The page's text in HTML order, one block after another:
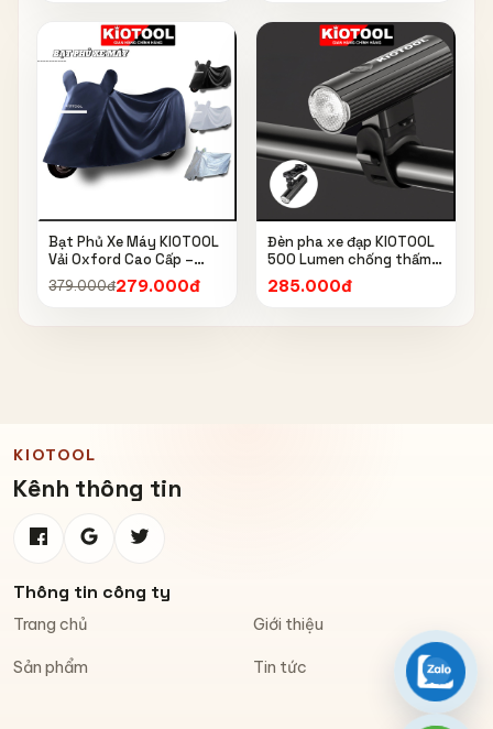
Bạt Phủ Xe Máy KIOTOOL
Vải Oxford Cao Cấp –
Chống Nắng, Chống Mưa,
Chống Bụi, Chống Tia UV,
379.000đ279.000đ
Đèn pha xe đạp KIOTOOL
500 Lumen chống thấm
nước IPX6 6603
285.000đ
KIOTOOL
Kênh thông tin
Thông tin công ty
Trang chủ Giới thiệu
Sản phẩm Tin tức Zalo